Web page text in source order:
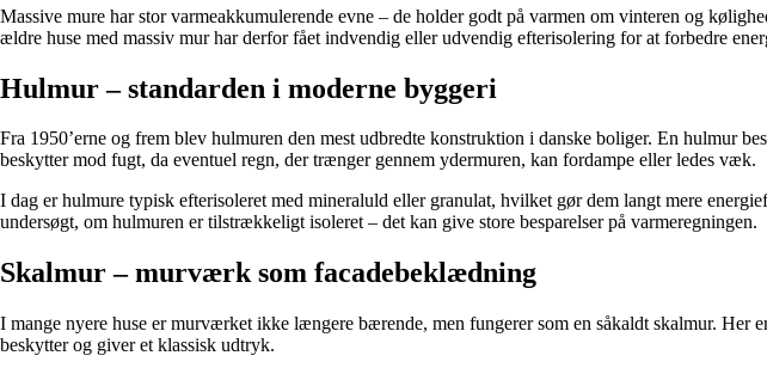
Massive mure har stor varmeakkumulerende evne – de holder godt på varmen om vinteren og
ældre huse med massiv mur har derfor fået indvendig eller udvendig efterisolering for at forbedre
Hulmur – standarden i moderne byggeri
Fra 1950’erne og frem blev hulmuren den mest udbredte konstruktion i danske boliger. En hulmur
beskytter mod fugt, da eventuel regn, der trænger gennem ydermuren, kan fordampe eller ledes væk.
I dag er hulmure typisk efterisoleret med mineraluld eller granulat, hvilket gør dem langt mere
undersøgt, om hulmuren er tilstrækkeligt isoleret – det kan give store besparelser på varmeregningen.
Skalmur – murværk som facadebeklædning
I mange nyere huse er murværket ikke længere bærende, men fungerer som en såkaldt skalmur. Her
beskytter og giver et klassisk udtryk.